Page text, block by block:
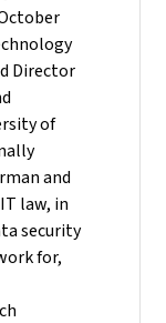
Director
of
and
law, in
security
for,